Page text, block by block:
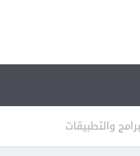
والتطبيقات